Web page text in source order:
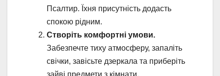
Псалтир. Їхня присутність додасть
спокою рідним.
Створіть комфортні умови.
Забезпечте тиху атмосферу, запаліть
свічки, завісьте дзеркала та приберіть
зайві предмети з кімнати.